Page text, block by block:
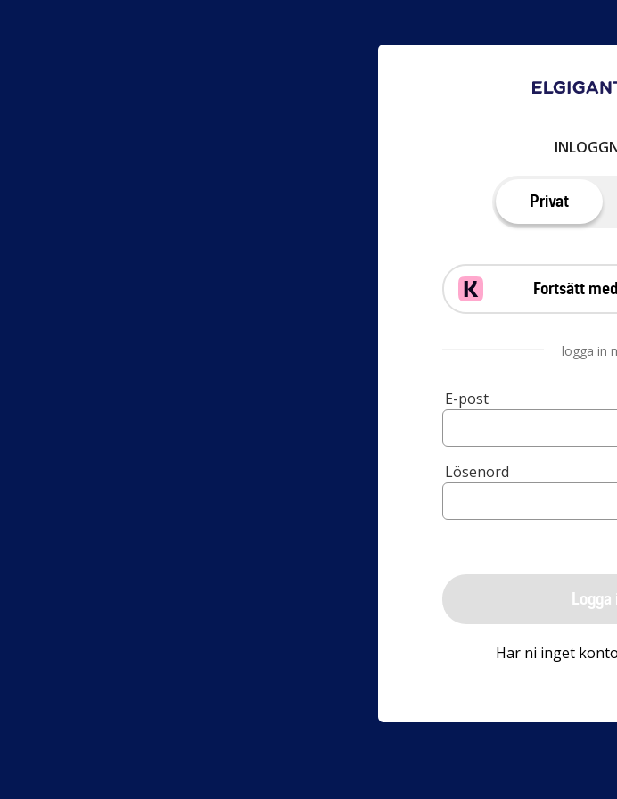
Privat
Fortsätt
logga in
E-post
Lösenord
Logga
Har ni inget